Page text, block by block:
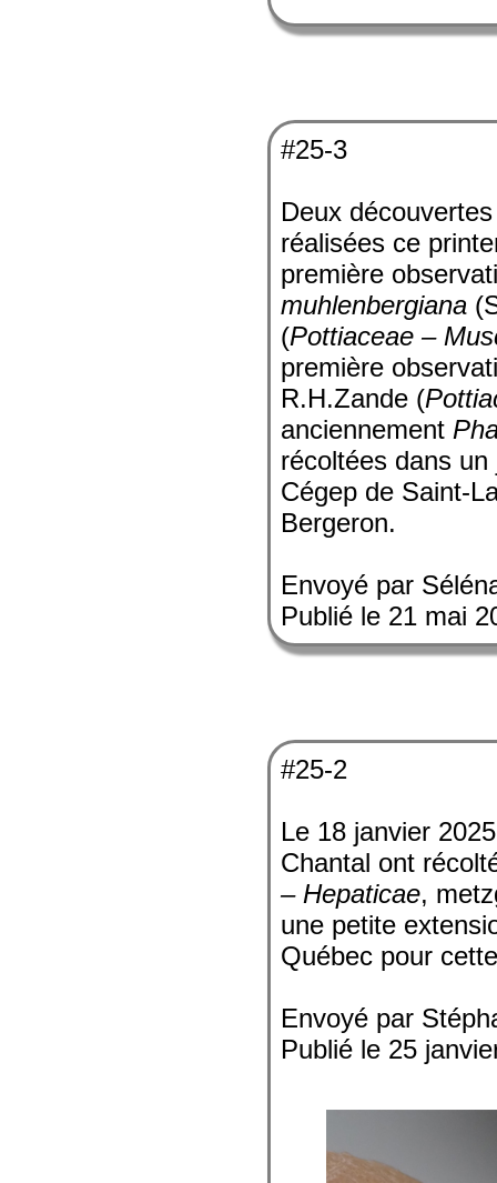
#25-3
Deux
réalisées ce
première
muhlenbergiana
(Pottiaceae –
première
R.H.Zande (
anciennement
récoltées dans
Cégep de Saint-
Bergeron.
Envoyé par
Publié le 21 mai
#25-2
Le 18 janvier
Chantal ont
– Hepaticae,
une petite
Québec pour
Envoyé par
Publié le 25